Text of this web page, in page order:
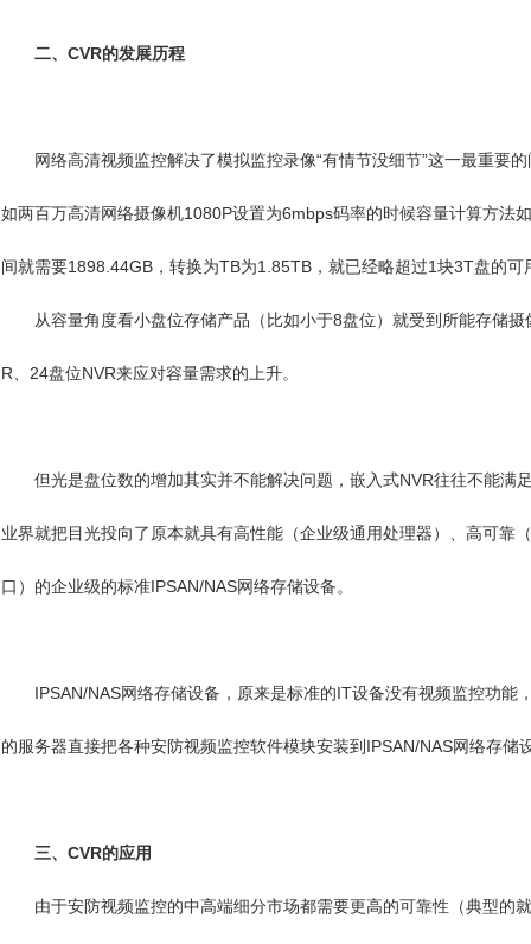
二、CVR的发展历程
网络高清视频监控解决了模拟监控录像“有情节没细节”这一最重要
如两百万高清网络摄像机1080P设置为6mbps码率的时候容量计算方
间就需要1898.44GB，转换为TB为1.85TB，就已经略超过1块3T盘的可
从容量角度看小盘位存储产品（比如小于8盘位）就受到所能存储摄
R、24盘位NVR来应对容量需求的上升。
但光是盘位数的增加其实并不能解决问题，嵌入式NVR往往不能满
业界就把目光投向了原本就具有高性能（企业级通用处理器）、高可
口）的企业级的标准IPSAN/NAS网络存储设备。
IPSAN/NAS网络存储设备，原来是标准的IT设备没有视频监控功能
的服务器直接把各种安防视频监控软件模块安装到IPSAN/NAS网络存
三、CVR的应用
由于安防视频监控的中高端细分市场都需要更高的可靠性（典型的